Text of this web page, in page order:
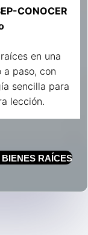
CONOCER
en una
paso, con
sencilla para
lección.
RAÍCES